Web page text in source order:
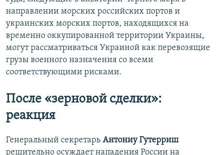
направлении морских российских портов и
украинских морских портов, находящихся на
временно оккупированной территории Украины,
могут рассматриваться Украиной как перевозящие
грузы военного назначения со всеми
соответствующими рисками.
После «зерновой сделки»:
реакция
Генеральный секретарь Антониу Гутерриш
решительно осуждает нападения России на